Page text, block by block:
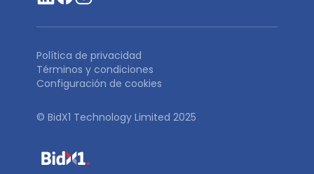
Política de privacidad
Términos y condiciones
Configuración de cookies
© BidX1 Technology Limited 2025